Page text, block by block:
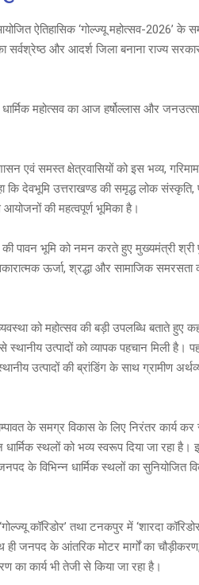
ऐतिहासिक ‘गोल्ज्यू महोत्सव-2026’ के
और आदर्श जिला बनाना राज्य
महोत्सव का आज हर्षोल्लास और
एवं समस्त क्षेत्रवासियों को इस भव्य,
कि देवभूमि उत्तराखण्ड की समृद्ध लोक
की महत्वपूर्ण भूमिका है।
पावन भूमि को नमन करते हुए मुख्यमंत्री श्री
ऊर्जा, श्रद्धा और सामाजिक समरसता का
को महोत्सव की बड़ी उपलब्धि बताते हुए
स्थानीय उत्पादों को व्यापक पहचान मिली है।
उत्पादों की ब्रांडिंग के साथ ग्रामीण
के समग्र विकास के लिए निरंतर कार्य
स्थलों को भव्य स्वरूप दिया जा रहा है।
के विभिन्न धार्मिक स्थलों का सुनियोजित
कॉरिडोर’ तथा टनकपुर में ‘शारदा
जनपद के आंतरिक मोटर मार्गों का
कार्य भी तेजी से किया जा रहा है।